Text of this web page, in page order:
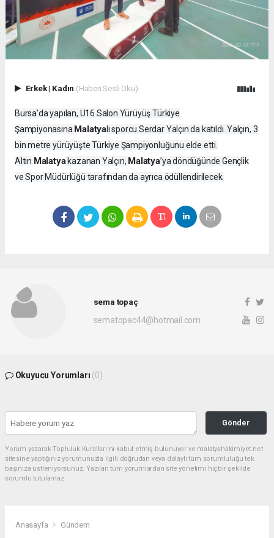
Erkek| Kadın (Haberi Sesli Oku)
Bursa'da yapılan, U16 Salon Yürüyüş Türkiye
Şampiyonasına Malatyalı sporcu Serdar Yalçın da katıldı. Yalçın, 3
bin metre yürüyüşte Türkiye Şampiyonluğunu elde etti.
Altın Malatyakazanan Yalçın, Malatya’ya döndüğünde Gençlik
ve Spor Müdürlüğü tarafından da ayrıca ödüllendirilecek.
sema topaç
sematopac44@hotmail.com
Okuyucu Yorumları (0)
Gönder
Yorum yazarak Topluluk Kuralları’nı kabul etmiş bulunuyor ve malatyahakimiyet.net
sitesine yaptığınız yorumunuzla ilgili doğrudan veya dolaylı tüm sorumluluğu tek
başınıza üstleniyorsunuz. Yazılan tüm yorumlardan site yönetimi hiçbir şekilde
sorumlu tutulamaz.
Anasayfa Gündem